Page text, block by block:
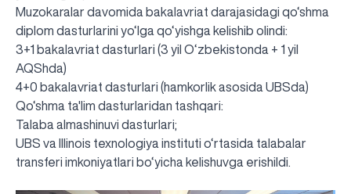
Muzokaralar davomida bakalavriat darajasidagi qo‘shma
diplom dasturlarini yo‘lga qo‘yishga kelishib olindi:
3+1 bakalavriat dasturlari (3 yil O‘zbekistonda + 1 yil
AQShda)
4+0 bakalavriat dasturlari (hamkorlik asosida UBSda)
Qo‘shma ta'lim dasturlaridan tashqari:
Talaba almashinuvi dasturlari;
UBS va Illinois texnologiya instituti o‘rtasida talabalar
transferi imkoniyatlari bo‘yicha kelishuvga erishildi.